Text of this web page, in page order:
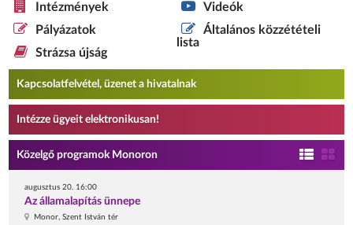
Intézmények
Pályázatok
Strázsa újság
Videók
Általános közzétételi
lista
Kapcsolatfelvétel, üzenet a hivatalnak
Intézze ügyeit elektronikusan!
Közelgő programok Monoron
augusztus 20. 16:00
Az államalapítás ünnepe
Monor, Szent István tér